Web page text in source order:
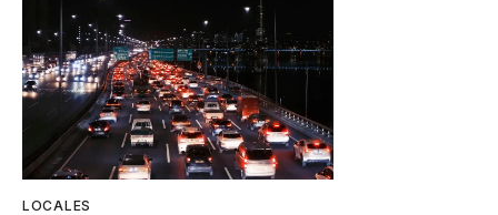
LOCALES